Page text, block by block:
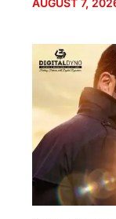
AUGUST 7,